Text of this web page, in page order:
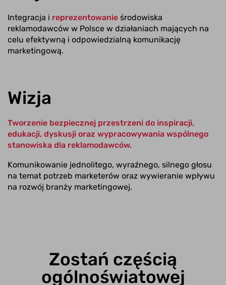
Integracja i reprezentowanie środowiska
reklamodawców w Polsce w działaniach mających na
celu efektywną i odpowiedzialną komunikację
marketingową.
Wizja
Tworzenie bezpiecznej przestrzeni do inspiracji,
edukacji, dyskusji oraz wypracowywania wspólnego
stanowiska dla reklamodawców.
Komunikowanie jednolitego, wyraźnego, silnego głosu
na temat potrzeb marketerów oraz wywieranie wpływu
na rozwój branży marketingowej.
Zostań częścią
ogólnoświatowej